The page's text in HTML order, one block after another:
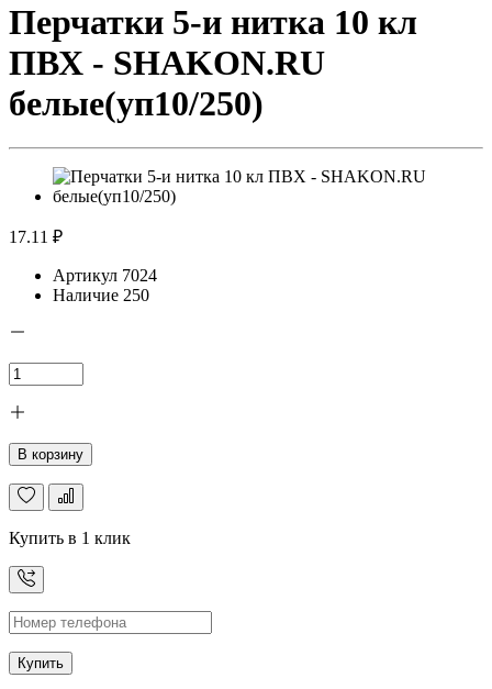
Перчатки 5-и нитка 10 кл
ПВХ - SHAKON.RU
белые(уп10/250)
17.11 ₽
Артикул 7024
Наличие 250
В корзину
Купить в 1 клик
Купить